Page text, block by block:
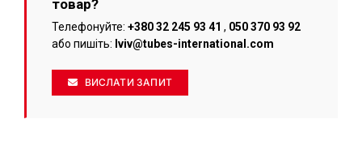
товар?
Телефонуйте: +380 32 245 93 41 , 050 370 93 92
або пишіть: lviv@tubes-international.com
ВИСЛАТИ ЗАПИТ